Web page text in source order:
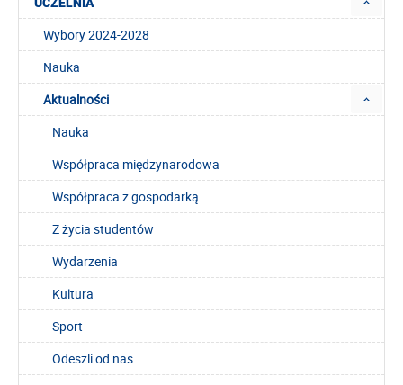
Wybory 2024-2028
Nauka
Aktualności
Nauka
Współpraca międzynarodowa
Współpraca z gospodarką
Z życia studentów
Wydarzenia
Kultura
Sport
Odeszli od nas